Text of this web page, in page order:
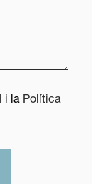
i la Política